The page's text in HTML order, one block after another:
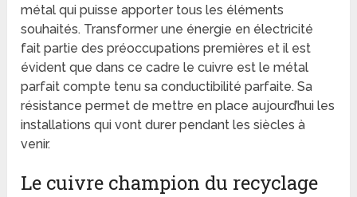
métal qui puisse apporter tous les éléments
souhaités. Transformer une énergie en électricité
fait partie des préoccupations premières et il est
évident que dans ce cadre le cuivre est le métal
parfait compte tenu sa conductibilité parfaite. Sa
résistance permet de mettre en place aujourd’hui les
installations qui vont durer pendant les siècles à
venir.
Le cuivre champion du recyclage